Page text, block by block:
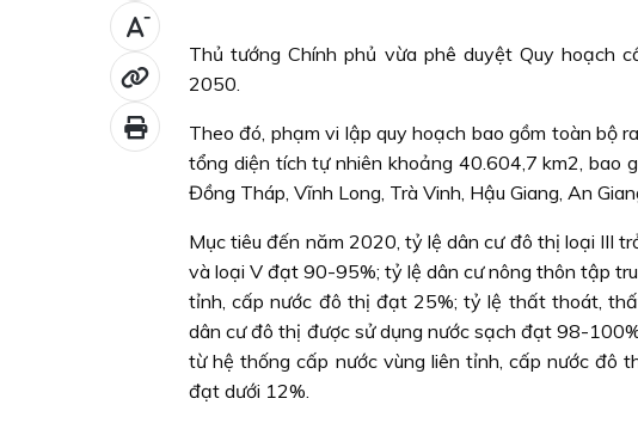
-
Thủ tướng Chính phủ vừa phê duyệt Quy hoạch
2050.
Theo đó, phạm vi lập quy hoạch bao gồm toàn bộ
tổng diện tích tự nhiên khoảng 40.604,7 km2, bao
Đồng Tháp, Vĩnh Long, Trà Vinh, Hậu Giang, An
Mục tiêu đến năm 2020, tỷ lệ dân cư đô thị loại III
và loại V đạt 90-95%; tỷ lệ dân cư nông thôn tập
tỉnh, cấp nước đô thị đạt 25%; tỷ lệ thất thoát,
dân cư đô thị được sử dụng nước sạch đạt 98-
từ hệ thống cấp nước vùng liên tỉnh, cấp nước
đạt dưới 12%.